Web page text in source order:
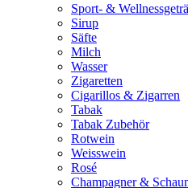
Sport- &
Sirup
Säfte
Milch
Wasser
Zigaretten
Cigarillos & Zigarren
Tabak
Tabak Zubehör
Rotwein
Weisswein
Rosé
Champagner &